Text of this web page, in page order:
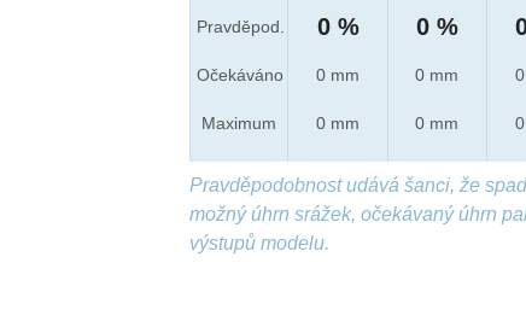
Pravděpod.
Očekáváno
Maximum
0 %
0 mm
0 mm
0 %
0 mm
0 mm
Pravděpodobnost udává šanci, že
možný úhrn srážek, očekávaný úhrn
výstupů modelu.